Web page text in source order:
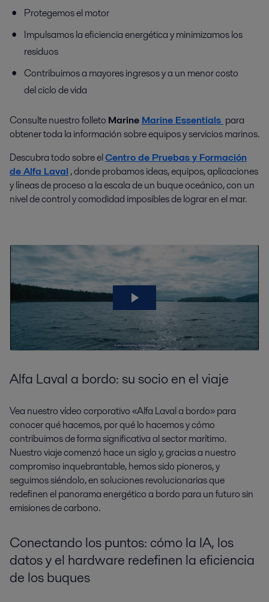
Protegemos el motor
Impulsamos la eficiencia energética y minimizamos los
residuos
Contribuimos a mayores ingresos y a un menor costo
del ciclo de vida
Consulte nuestro folleto Marine Marine Essentials para
obtener toda la información sobre equipos y servicios marinos.
Descubra todo sobre elCentro de Pruebas y Formación
de Alfa Laval, donde probamos ideas, equipos, aplicaciones
y líneas de proceso a la escala de un buque oceánico, con un
nivel de control y comodidad imposibles de lograr en el mar.
Alfa Laval a bordo: su socio en el viaje
Vea nuestro vídeo corporativo «Alfa Laval a bordo» para
conocer qué hacemos, por qué lo hacemos y cómo
contribuimos de forma significativa al sector marítimo.
Nuestro viaje comenzó hace un siglo y, gracias a nuestro
compromiso inquebrantable, hemos sido pioneros, y
seguimos siéndolo, en soluciones revolucionarias que
redefinen el panorama energético a bordo para un futuro sin
emisiones de carbono.
Conectando los puntos: cómo la IA, los
datos y el hardware redefinen la eficiencia
de los buques